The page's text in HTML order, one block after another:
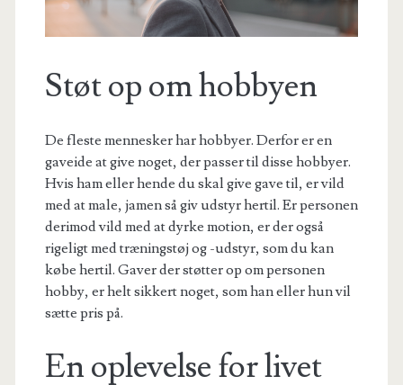
Støt op om hobbyen
De fleste mennesker har hobbyer. Derfor er en
gaveide at give noget, der passer til disse hobbyer.
Hvis ham eller hende du skal give gave til, er vild
med at male, jamen så giv udstyr hertil. Er personen
derimod vild med at dyrke motion, er der også
rigeligt med træningstøj og -udstyr, som du kan
købe hertil. Gaver der støtter op om personen
hobby, er helt sikkert noget, som han eller hun vil
sætte pris på.
En oplevelse for livet